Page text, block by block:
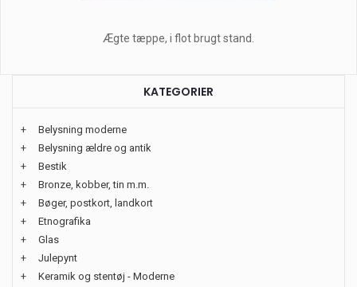
Ægte tæppe, i flot brugt stand.
KATEGORIER
+
Belysning moderne
+
Belysning ældre og antik
+
Bestik
+
Bronze, kobber, tin m.m.
+
Bøger, postkort, landkort
+
Etnografika
+
Glas
+
Julepynt
+
Keramik og stentøj - Moderne